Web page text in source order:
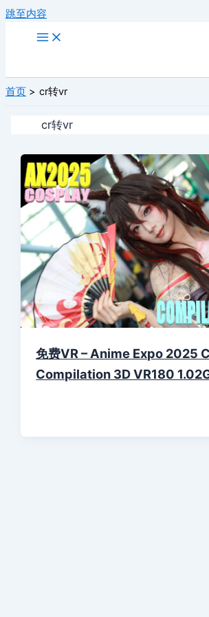
跳至内容
首页 cr转vr
cr转vr
免费VR – Anime Expo 2025
Compilation 3D VR180